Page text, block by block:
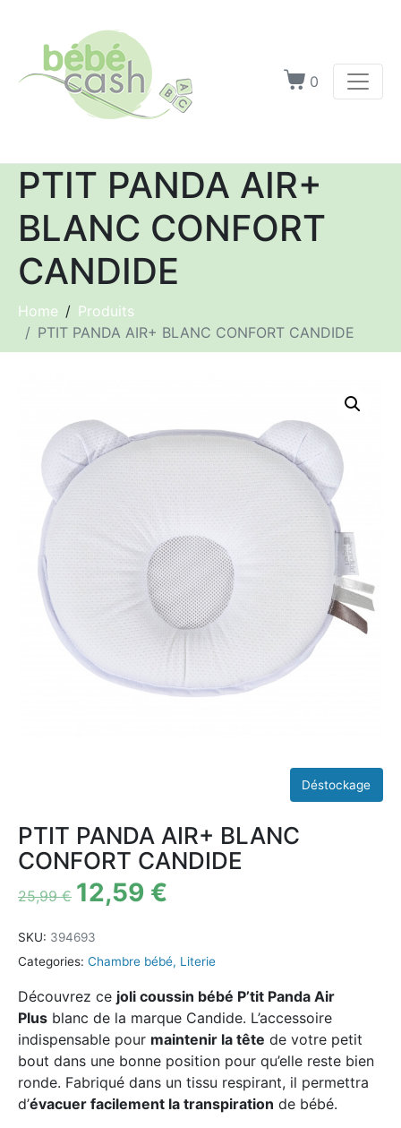
0
PTIT PANDA AIR+
BLANC CONFORT
CANDIDE
Home
Produits
PTIT PANDA AIR+ BLANC CONFORT CANDIDE
PTIT PANDA AIR+ BLANC
CONFORT CANDIDE
25,99€ 12,59 €
SKU: 394693
Categories: Chambre bébé, Literie
Découvrez ce joli coussin bébé P’tit Panda Air
Plus blanc de la marque Candide. L’accessoire
indispensable pour maintenir la tête de votre petit
bout dans une bonne position pour qu’elle reste bien
ronde. Fabriqué dans un tissu respirant, il permettra
d’évacuer facilement la transpiration de bébé.